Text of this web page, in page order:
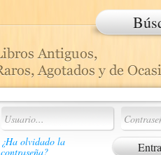
¿Ha olvidado la
contraseña?